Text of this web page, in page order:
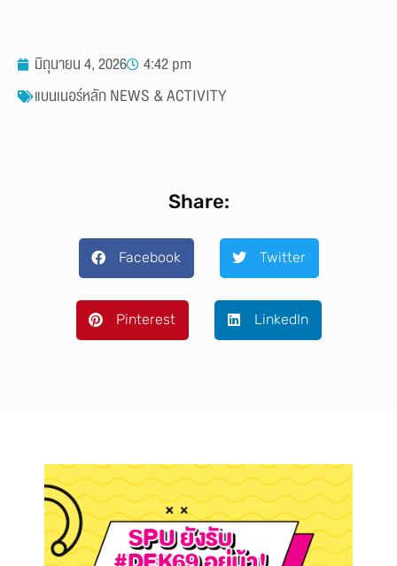
มิถุนายน 4, 2026
4:42 pm
แบนเนอร์หลัก NEWS & ACTIVITY
Share:
Facebook Twitter
Pinterest LinkedIn